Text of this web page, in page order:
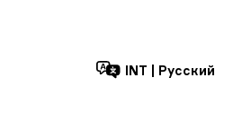
INT Русский